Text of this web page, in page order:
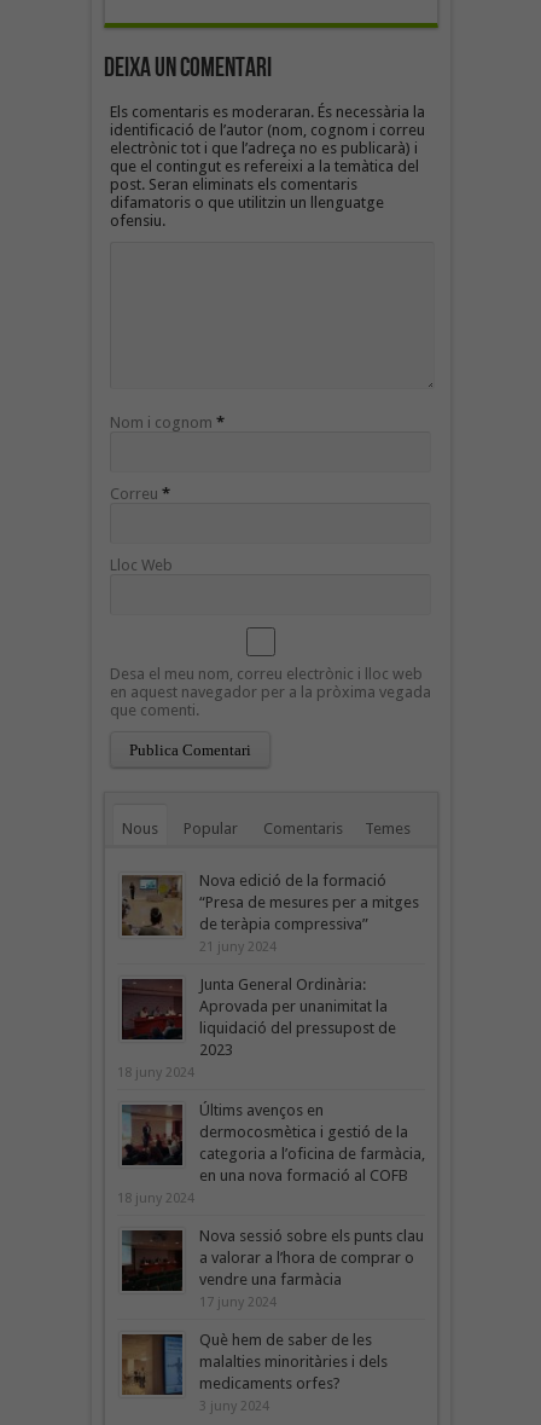
Deixa un Comentari
Els comentaris es moderaran. És necessària la
identificació de l’autor (nom, cognom i correu
electrònic tot i que l’adreça no es publicarà) i
que el contingut es refereixi a la temàtica del
post. Seran eliminats els comentaris
difamatoris o que utilitzin un llenguatge
ofensiu.
Nom i cognom *
Correu *
Lloc Web
Desa el meu nom, correu electrònic i lloc web
en aquest navegador per a la pròxima vegada
que comenti.
Nous Popular Comentaris Temes
Nova edició de la formació
“Presa de mesures per a mitges
de teràpia compressiva”
21 juny 2024
Junta General Ordinària:
Aprovada per unanimitat la
liquidació del pressupost de
2023
18 juny 2024
Últims avenços en
dermocosmètica i gestió de la
categoria a l’oficina de farmàcia,
en una nova formació al COFB
18 juny 2024
Nova sessió sobre els punts clau
a valorar a l’hora de comprar o
vendre una farmàcia
17 juny 2024
Què hem de saber de les
malalties minoritàries i dels
medicaments orfes?
3 juny 2024